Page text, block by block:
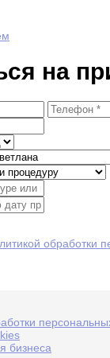
на
обработки
бизнеса